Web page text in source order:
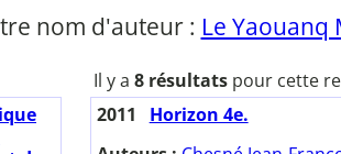
nom d'auteur : Le Yaouanq
Il y a 8 résultats pour cette
2011
Horizon 4e.